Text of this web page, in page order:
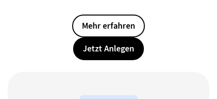
Mehr erfahren
Jetzt Anlegen